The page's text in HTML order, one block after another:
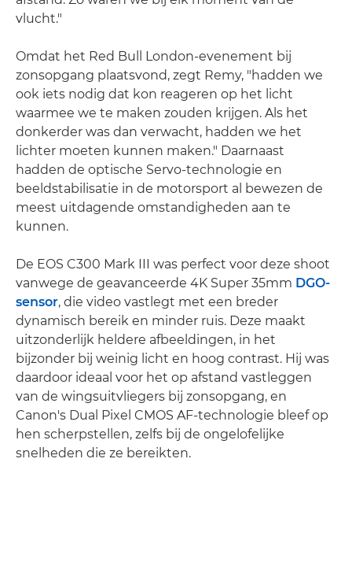
vlucht."
Omdat het Red Bull London-evenement bij
zonsopgang plaatsvond, zegt Remy, "hadden we
ook iets nodig dat kon reageren op het licht
waarmee we te maken zouden krijgen. Als het
donkerder was dan verwacht, hadden we het
lichter moeten kunnen maken." Daarnaast
hadden de optische Servo-technologie en
beeldstabilisatie in de motorsport al bewezen de
meest uitdagende omstandigheden aan te
kunnen.
De EOS C300 Mark III was perfect voor deze shoot
vanwege de geavanceerde 4K Super 35mm DGO-
sensor, die video vastlegt met een breder
dynamisch bereik en minder ruis. Deze maakt
uitzonderlijk heldere afbeeldingen, in het
bijzonder bij weinig licht en hoog contrast. Hij was
daardoor ideaal voor het op afstand vastleggen
van de wingsuitvliegers bij zonsopgang, en
Canon's Dual Pixel CMOS AF-technologie bleef op
hen scherpstellen, zelfs bij de ongelofelijke
snelheden die ze bereikten.